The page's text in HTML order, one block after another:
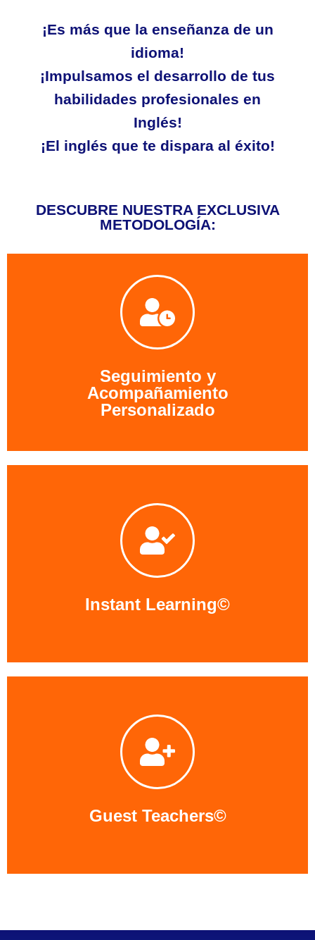
¡Es más que la enseñanza de un
idioma!
¡Impulsamos el desarrollo de tus
habilidades profesionales en
Inglés!
¡El inglés que te dispara al éxito!
DESCUBRE NUESTRA EXCLUSIVA
METODOLOGÍA:
Seguimiento y
Acompañamiento
Personalizado
Porque no todos tienen el mismo nivel de inglés ni las
mismas dificultades, te preparamos un itinerario de
enseñanza personalizado para tí. Además, hacemos
un seguimiento constante a tus progresos. Seguimos
el progreso de cada alumno individualmente.
Instant Learning©
Descubre nuestro métodoInstant Learning©
acelera tu proceso de aprendizaje mediante
situaciones reales. Esta es la forma más fácil de
aprender y practicar inglés. Sumérgete en el inglés de
la vida real para pensar, sentir y vivir el inglés.
Aprendizaje completamente práctico =
Guest Teachers©